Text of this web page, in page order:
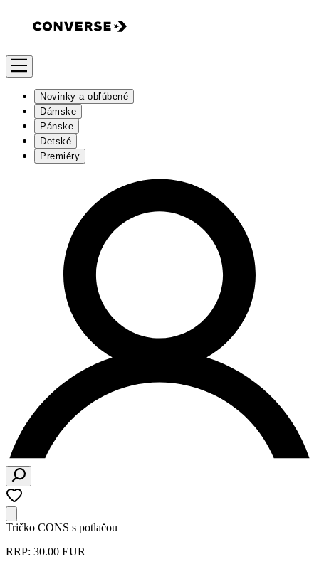
Novinky a obľúbené
Dámske
Pánske
Detské
Premiéry
Tričko CONS s potlačou
RRP: 30.00 EUR